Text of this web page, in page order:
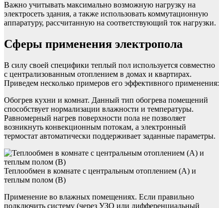
Важно учитывать максимально возможную нагрузку на
электросеть здания, а также использовать коммутационную
аппаратуру, рассчитанную на соответствующий ток нагрузки.
Сферы применения электропола
В силу своей специфики теплый пол используется совместно
с централизованным отоплением в домах и квартирах.
Приведем несколько примеров его эффективного применения:
Обогрев кухни и комнат. Данный тип обогрева помещений
способствует нормализации влажности и температуры.
Равномерный нагрев поверхности пола не позволяет
возникнуть конвекционным потокам, а электронный
термостат автоматически поддерживает заданные параметры.
Теплообмен в комнате с центральным отоплением (А) и
теплым полом (В)
Применение во влажных помещениях. Если правильно
подключить систему (через УЗО или дифференциальный